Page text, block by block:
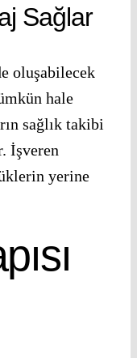
Sağlar
oluşabilecek
hale
sağlık takibi
İşveren
yerine